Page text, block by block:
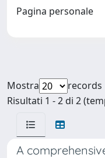
Pagina personale
Mostra
records
Risultati 1 - 2 di 2
A